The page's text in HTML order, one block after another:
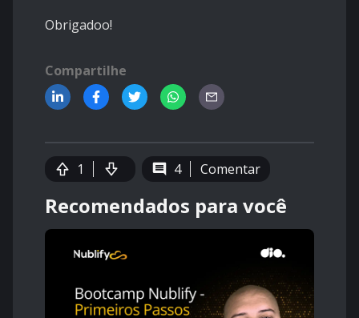
Obrigadoo!
Compartilhe
1 4 Comentar
Recomendados para você